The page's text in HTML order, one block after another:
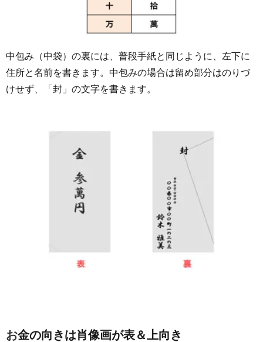
中包み（中袋）の裏には、普段手紙と同じように、左下に
住所と名前を書きます。中包みの場合は留め部分はのりづ
けせず、「封」の文字を書きます。
お金の向きは肖像画が表＆上向き